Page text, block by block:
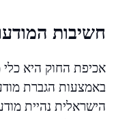
חשיבות
אכיפת החוק היא כלי
באמצעות הגברת
הישראלית נהיית